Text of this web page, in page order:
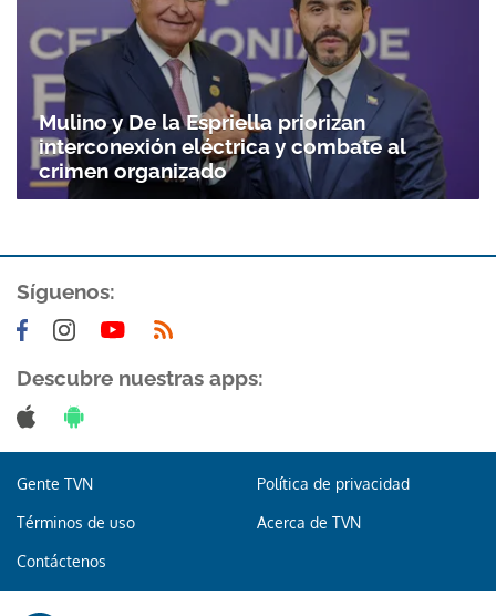
Mulino y De la Espriella priorizan
interconexión eléctrica y combate al
crimen organizado
Síguenos:
Descubre nuestras apps:
Gente TVN Política de privacidad
Términos de uso Acerca de TVN
Contáctenos